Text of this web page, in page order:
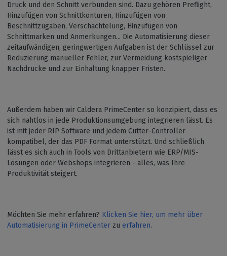
Druck und den Schnitt verbunden sind. Dazu gehören Preflight,
Hinzufügen von Schnittkonturen, Hinzufügen von
Beschnittzugaben, Verschachtelung, Hinzufügen von
Schnittmarken und Anmerkungen... Die Automatisierung dieser
zeitaufwändigen, geringwertigen Aufgaben ist der Schlüssel zur
Reduzierung manueller Fehler, zur Vermeidung kostspieliger
Nachdrucke und zur Einhaltung knapper Fristen.
Außerdem haben wir Caldera PrimeCenter so konzipiert, dass es
sich nahtlos in jede Produktionsumgebung integrieren lässt. Es
ist mit jeder RIP Software und jedem Cutter-Controller
kompatibel, der das PDF Format unterstützt. Und schließlich
lässt es sich auch in Tools von Drittanbietern wie ERP/MIS-
Lösungen oder Webshops integrieren - alles, was Ihre
Produktivität steigert.
Möchten Sie mehr erfahren? Klicken Sie hier, um mehr über
Automatisierung in PrimeCenter zu erfahren.